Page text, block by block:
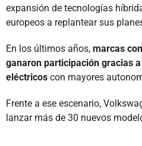
expansión de tecnologías
europeos a replantear sus
En los últimos años, marcas
ganaron participación gracias
eléctricos con mayores
Frente a ese escenario,
lanzar más de 30 nuevos